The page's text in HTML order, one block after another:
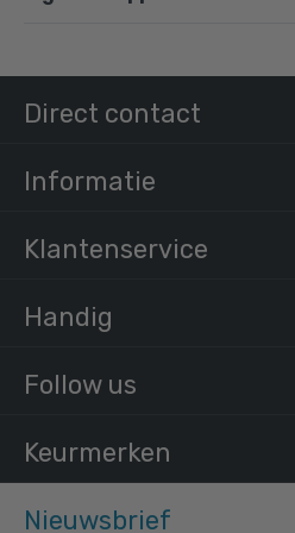
Steigerbuis staal 48,3 mm
Nieuwsbrief
Follow us
Keurmerken
Direct contact
Informatie
Klantenservice
Handig